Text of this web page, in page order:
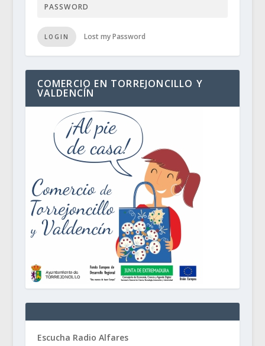
LOGIN Lost my Password
COMERCIO EN TORREJONCILLO Y
VALDENCÍN
Escucha Radio Alfares